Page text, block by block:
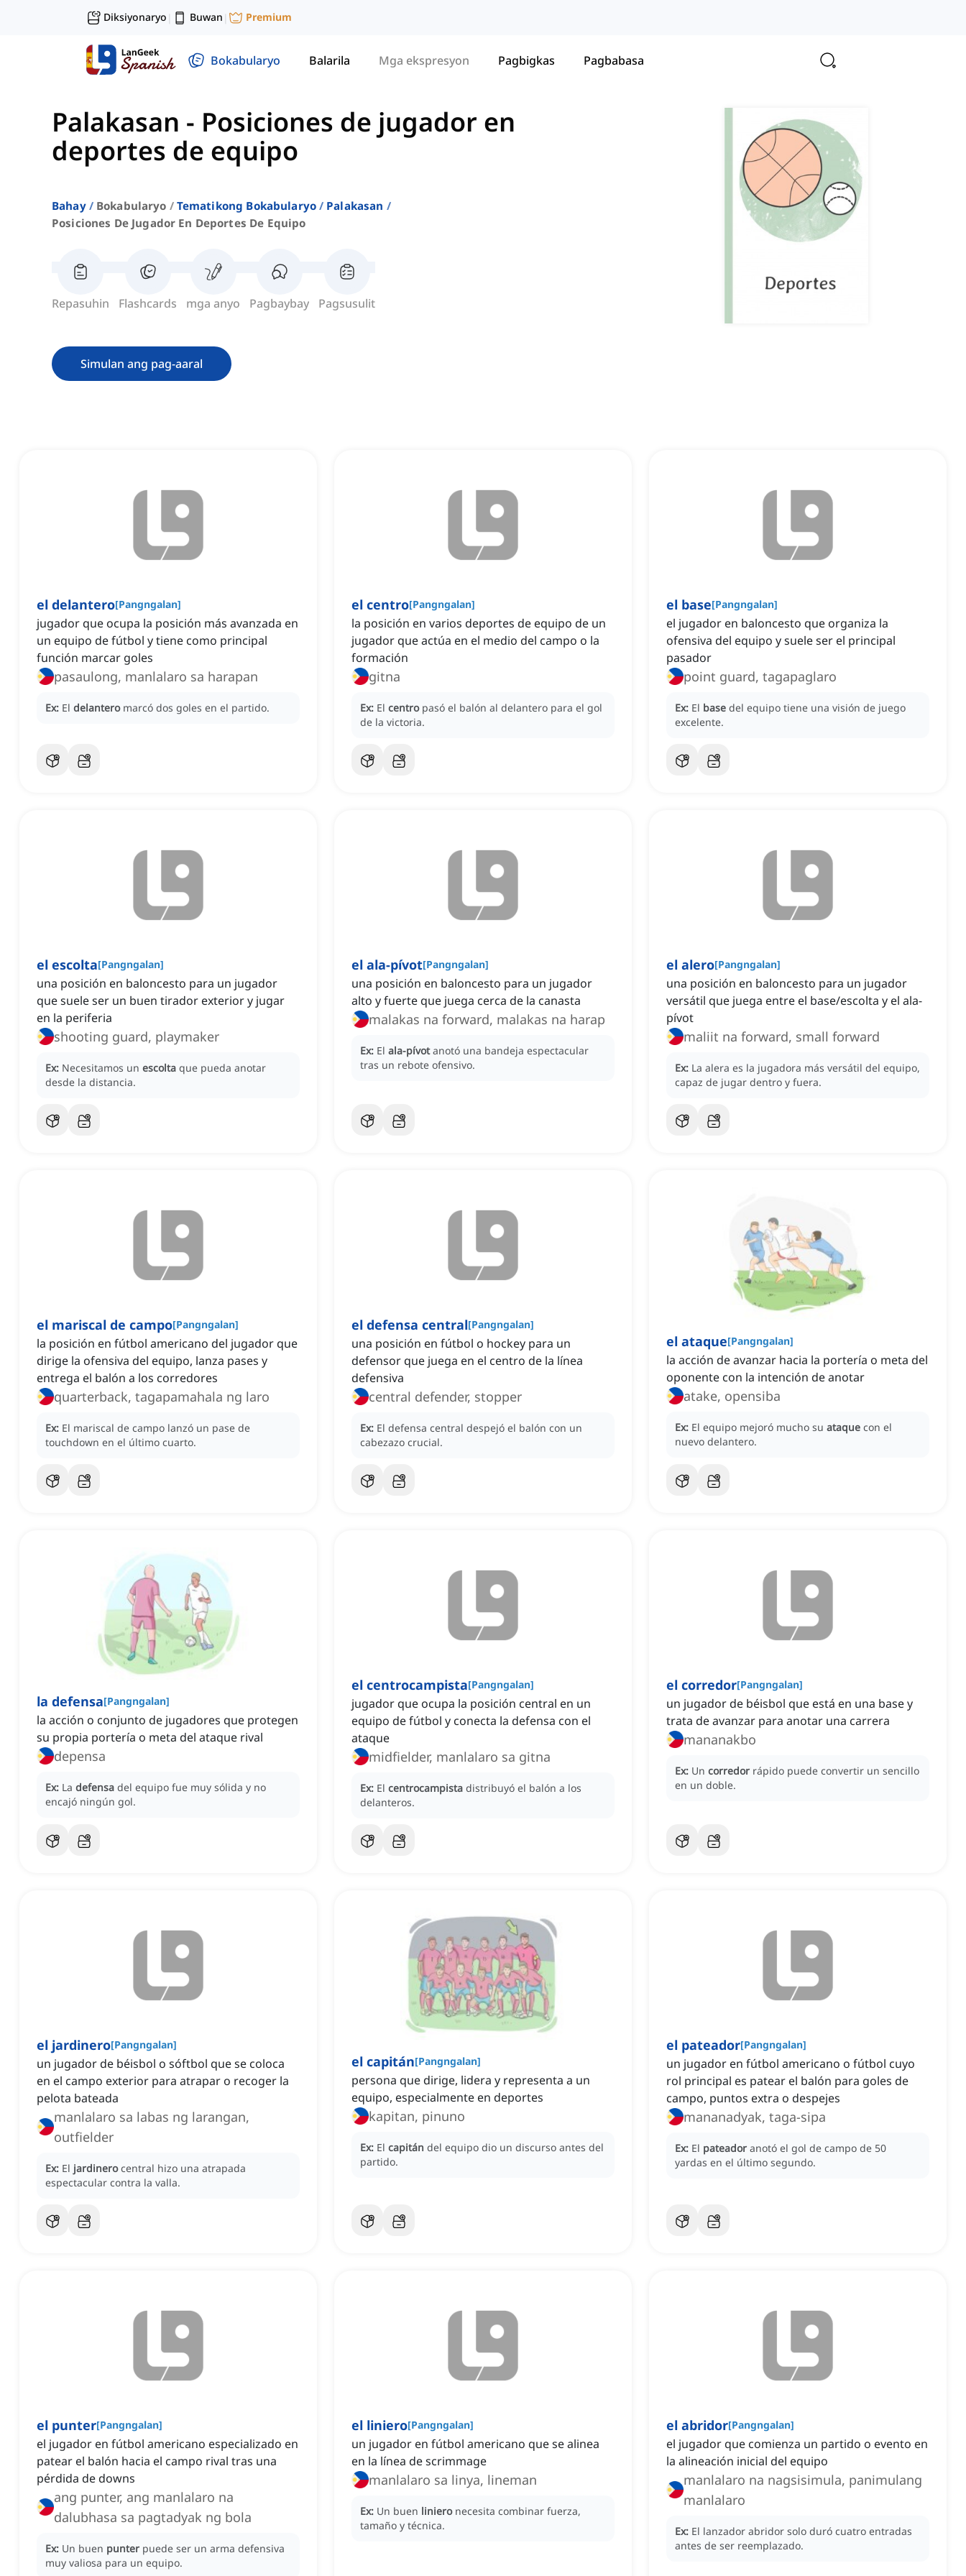
Diksiyonaryo | Buwan | Premium
Bokabularyo Balarila Mga ekspresyon Pagbigkas Pagbabasa
Palakasan - Posiciones de jugador en
deportes de equipo
Bahay Bokabularyo Tematikong Bokabularyo
Palakasan
Posiciones De Jugador En Deportes De Equipo
Repasuhin Flashcards mga anyo Pagbaybay Pagsusulit
Simulan ang pag-aaral
el delantero[Pangngalan]
jugador que ocupa la posición más avanzada en
un equipo de fútbol y tiene como principal
función marcar goles
pasaulong, manlalaro sa harapan
Ex: El delantero marcó dos goles en el partido.
el centro[Pangngalan]
la posición en varios deportes de equipo de un
jugador que actúa en el medio del campo o la
formación
gitna
Ex: El centro pasó el balón al delantero para el gol
de la victoria.
el base[Pangngalan]
el jugador en baloncesto que organiza la
ofensiva del equipo y suele ser el principal
pasador
point guard, tagapaglaro
Ex: El base del equipo tiene una visión de juego
excelente.
el escolta[Pangngalan]
una posición en baloncesto para un jugador
que suele ser un buen tirador exterior y jugar
en la periferia
shooting guard, playmaker
Ex: Necesitamos un escolta que pueda anotar
desde la distancia.
el ala-pívot[Pangngalan]
una posición en baloncesto para un jugador
alto y fuerte que juega cerca de la canasta
malakas na forward, malakas na harap
Ex: El ala-pívot anotó una bandeja espectacular
tras un rebote ofensivo.
el alero[Pangngalan]
una posición en baloncesto para un jugador
versátil que juega entre el base/escolta y el ala-
pívot
maliit na forward, small forward
Ex: La alera es la jugadora más versátil del equipo,
capaz de jugar dentro y fuera.
el mariscal de campo[Pangngalan]
la posición en fútbol americano del jugador que
dirige la ofensiva del equipo, lanza pases y
entrega el balón a los corredores
quarterback, tagapamahala ng laro
Ex: El mariscal de campo lanzó un pase de
touchdown en el último cuarto.
el defensa central[Pangngalan]
una posición en fútbol o hockey para un
defensor que juega en el centro de la línea
defensiva
central defender, stopper
Ex: El defensa central despejó el balón con un
cabezazo crucial.
el ataque[Pangngalan]
la acción de avanzar hacia la portería o meta del
oponente con la intención de anotar
atake, opensiba
Ex: El equipo mejoró mucho su ataque con el
nuevo delantero.
la defensa[Pangngalan]
la acción o conjunto de jugadores que protegen
su propia portería o meta del ataque rival
depensa
Ex: La defensa del equipo fue muy sólida y no
encajó ningún gol.
el centrocampista[Pangngalan]
jugador que ocupa la posición central en un
equipo de fútbol y conecta la defensa con el
ataque
midfielder, manlalaro sa gitna
Ex: El centrocampista distribuyó el balón a los
delanteros.
el corredor[Pangngalan]
un jugador de béisbol que está en una base y
trata de avanzar para anotar una carrera
mananakbo
Ex: Un corredor rápido puede convertir un sencillo
en un doble.
el jardinero[Pangngalan]
un jugador de béisbol o sóftbol que se coloca
en el campo exterior para atrapar o recoger la
pelota bateada
manlalaro sa labas ng larangan,
outfielder
Ex: El jardinero central hizo una atrapada
espectacular contra la valla.
el capitán[Pangngalan]
persona que dirige, lidera y representa a un
equipo, especialmente en deportes
kapitan, pinuno
Ex: El capitán del equipo dio un discurso antes del
partido.
el pateador[Pangngalan]
un jugador en fútbol americano o fútbol cuyo
rol principal es patear el balón para goles de
campo, puntos extra o despejes
mananadyak, taga-sipa
Ex: El pateador anotó el gol de campo de 50
yardas en el último segundo.
el punter[Pangngalan]
el jugador en fútbol americano especializado en
patear el balón hacia el campo rival tras una
pérdida de downs
ang punter, ang manlalaro na
dalubhasa sa pagtadyak ng bola
Ex: Un buen punter puede ser un arma defensiva
muy valiosa para un equipo.
el liniero[Pangngalan]
un jugador en fútbol americano que se alinea
en la línea de scrimmage
manlalaro sa linya, lineman
Ex: Un buen liniero necesita combinar fuerza,
tamaño y técnica.
el abridor[Pangngalan]
el jugador que comienza un partido o evento en
la alineación inicial del equipo
manlalaro na nagsisimula, panimulang
manlalaro
Ex: El lanzador abridor solo duró cuatro entradas
antes de ser reemplazado.